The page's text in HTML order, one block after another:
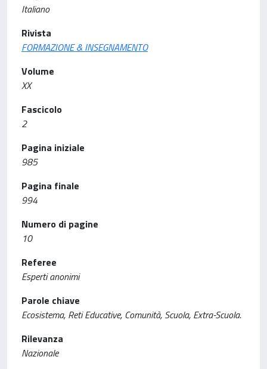
Italiano
Rivista
FORMAZIONE & INSEGNAMENTO
Volume
XX
Fascicolo
2
Pagina iniziale
985
Pagina finale
994
Numero di pagine
10
Referee
Esperti anonimi
Parole chiave
Ecosistema, Reti Educative, Comunità, Scuola, Extra-Scuola.
Rilevanza
Nazionale